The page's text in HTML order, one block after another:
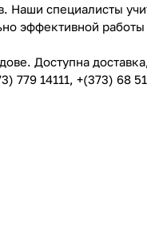
специалисты
эффективной
Доступна
779 14111, +(373) 68